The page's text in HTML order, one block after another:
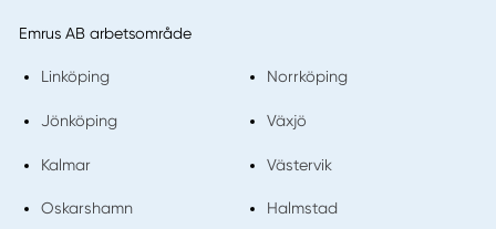
Emrus AB arbetsområde
Linköping Norrköping
Jönköping Växjö
Kalmar Västervik
Oskarshamn Halmstad